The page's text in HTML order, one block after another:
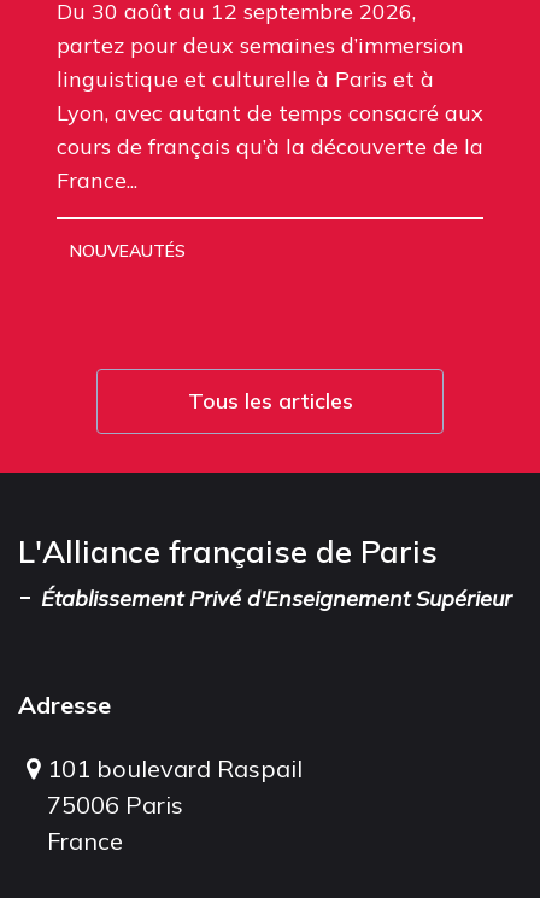
Du 30 août au 12 septembre 2026,
partez pour deux semaines d’immersion
linguistique et culturelle à Paris et à
Lyon, avec autant de temps consacré aux
cours de français qu’à la découverte de la
France...
NOUVEAUTÉS
Tous les articles
L'Alliance française de Paris
- Établissement Privé d'Enseignement Supérieur
Adresse
101 boulevard Raspail
75006 Paris
France